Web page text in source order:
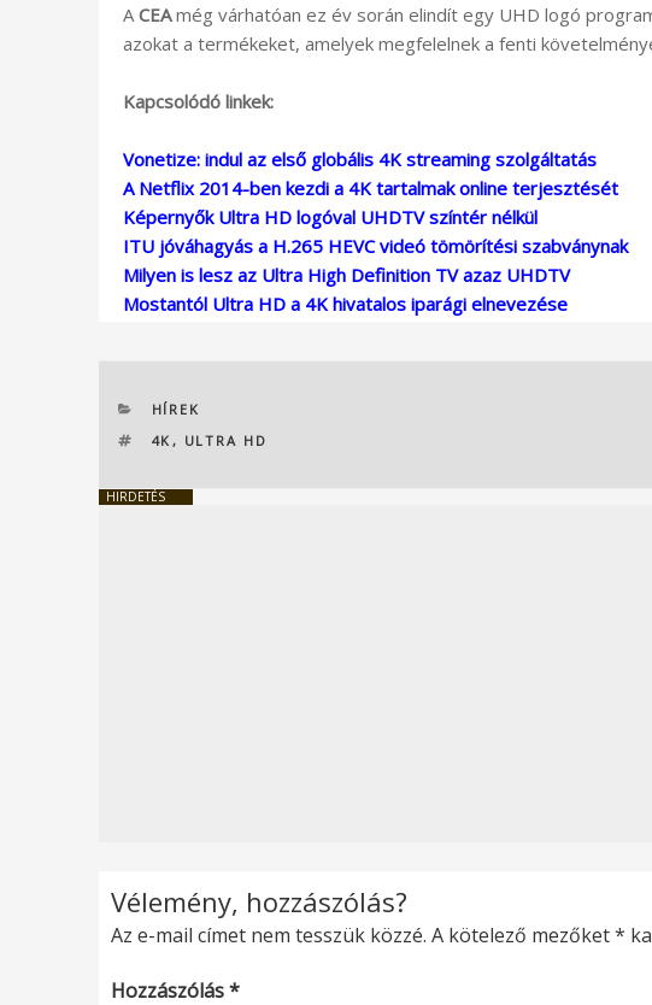
A CEAmég várhatóan ez év során elindít egy UHD logó
azokat a termékeket, amelyek megfelelnek a fenti
Kapcsolódó linkek:
Vonetize: indul az első globális 4K streaming szolgáltatás
A Netflix 2014-ben kezdi a 4K tartalmak online terjesztését
Képernyők Ultra HD logóval UHDTV színtér nélkül
ITU jóváhagyás a H.265 HEVC videó tömörítési szabványnak
Milyen is lesz az Ultra High Definition TV azaz UHDTV
Mostantól Ultra HD a 4K hivatalos iparági elnevezése
KATEGÓRIÁK
HÍREK
CÍMKÉK
4K , ULTRA HD
HIRDETÉS
Vélemény, hozzászólás?
Az e-mail címet nem tesszük közzé. A kötelező mezőket*
Hozzászólás*